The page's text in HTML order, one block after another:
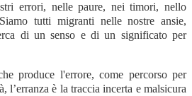
errori, nelle paure, nei timori, nello
tutti migranti nelle nostre ansie,
di un senso e di un significato per
produce l'errore, come percorso per
l’erranza è la traccia incerta e malsicura